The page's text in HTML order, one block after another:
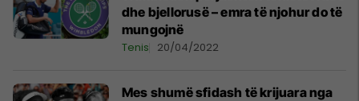
dhe bjellorusë – emra të njohur do të
mungojnë
Tenis 20/04/2022
Mes shumë sfidash të krijuara nga